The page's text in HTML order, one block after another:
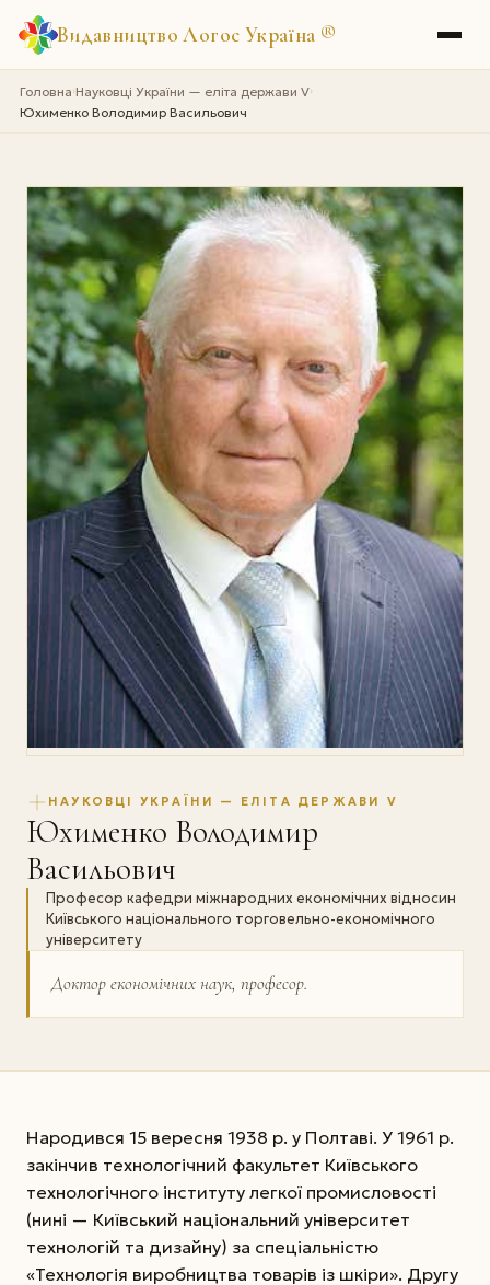
Видавництво Логос Україна ®
Головна›Науковці України — еліта держави V›
Юхименко Володимир Васильович
НАУКОВЦІ УКРАЇНИ — ЕЛІТА ДЕРЖАВИ V
Юхименко Володимир
Васильович
Професор кафедри міжнародних економічних відносин
Київського національного торговельно-економічного
університету
Доктор економічних наук, професор.
Народився 15 вересня 1938 р. у Полтаві. У 1961 р.
закінчив технологічний факультет Київського
технологічного інституту легкої промисловості
(нині — Київський національний університет
технологій та дизайну) за спеціальністю
«Технологія виробництва товарів із шкіри». Другу